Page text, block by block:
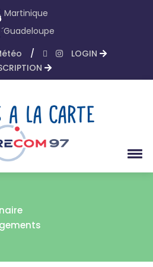
Martinique
Guadeloupe
/
LOGIN